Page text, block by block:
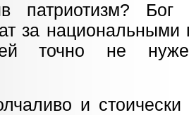
патриотизм?
за национальными
ей точно не
и стоически